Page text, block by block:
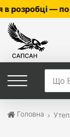
у менеджера ☎
Головна